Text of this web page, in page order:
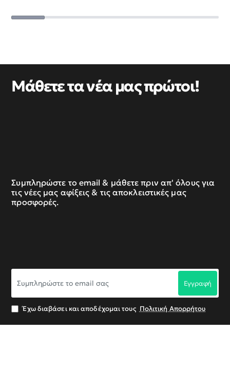
Μάθετε τα νέα μας πρώτοι!
Συμπληρώστε το email & μάθετε πριν απ' όλους για
τις νέες μας αφίξεις & τις αποκλειστικές μας
προσφορές.
το
σας
Εγγραφή
Έχω διαβάσει και αποδέχομαι τους Πολιτική Απορρήτου